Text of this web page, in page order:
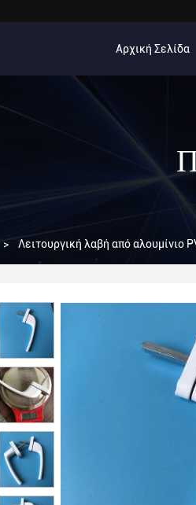
Αρχική Σελίδα
> Λειτουργική λαβή από αλουμίνιο